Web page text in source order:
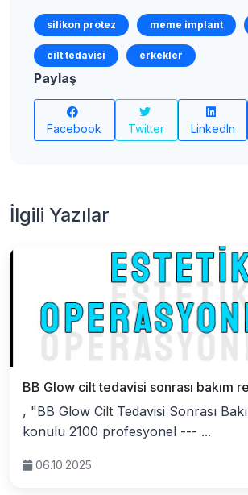
silikon protez meme implant
cilt tedavisi erkekler
Paylaş
Facebook Twitter LinkedIn
İlgili Yazılar
BB Glow cilt tedavisi sonrası bakım
, "BB Glow Cilt Tedavisi Sonrası
konulu 2100 profesyonel --- ...
06.10.2025